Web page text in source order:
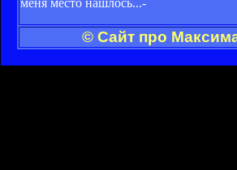
© Сайт про